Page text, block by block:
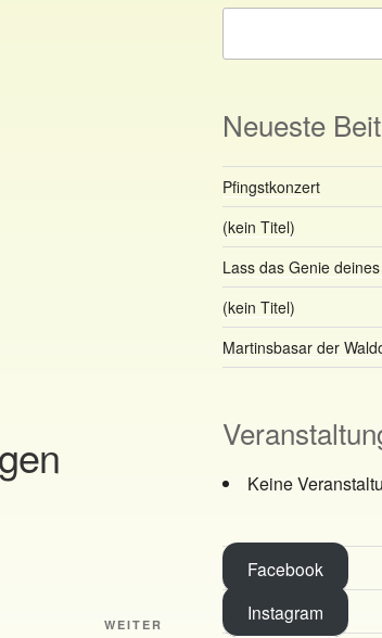
Nächster
WEITER
Neueste
Pfingstkonzert
(kein Titel)
Lass das Genie
(kein Titel)
Martinsbasar der
Keine
Facebook
Instagram